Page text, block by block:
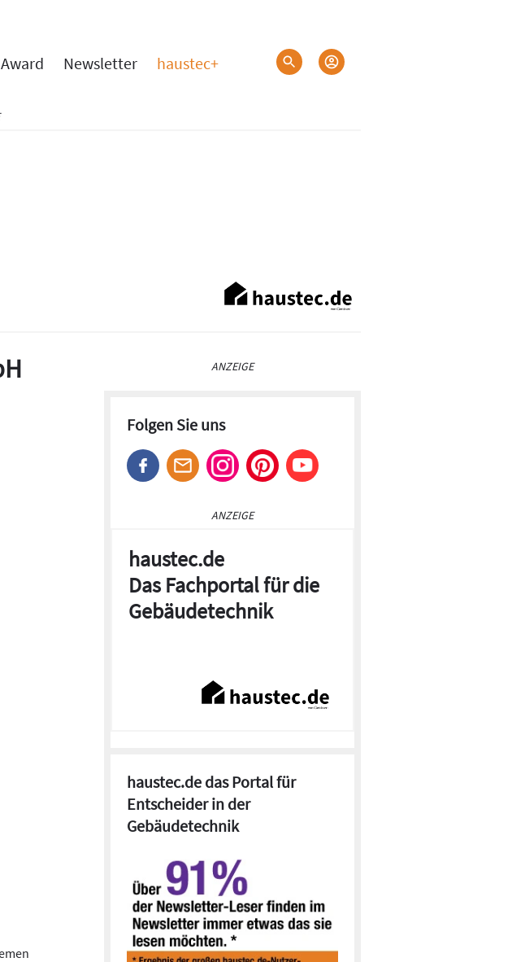
Award Newsletter haustec+
ANZEIGE
Folgen Sie uns
ANZEIGE
haustec.de
Das Fachportal für die
Gebäudetechnik
haustec.de das Portal für
Entscheider in der
Gebäudetechnik